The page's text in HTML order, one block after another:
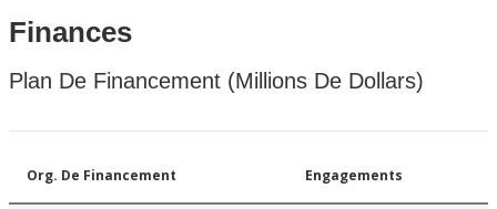
Finances
Plan De Financement (Millions De Dollars)
Org. De Financement Engagements